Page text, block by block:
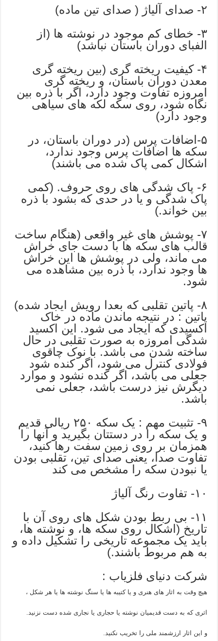
۲- صدای آلیاژ ( صدای تین ماده)
۳- خطای کم موجود در نوشته ها (از
الفبای دوران باستان نباشد)
۴- کیفیت ریخته گری (بین ریخته گری
معدن دوران باستان، و ریخته گری
امروزه تفاوت وجود دارد، اگر با ذره بین
نگاه شود، روی سکه لکه های سیاهی
وجود دارد)
۵-اضافات پرس (در دوران باستان، در
سکه ها اضافات پرس وجود ندارد،
اشکال کمی پاک شده می باشند)
۶- پاک شدگی های روی حروف. (کمی
پاک شدگی و یا در حدی که بشود با ذره
بین خواند.)
۷- پوشش های غیر واقعی (هنگام ساخت
قالب های سکه ها با دست جای خراش
می ماند، ولی در پوشش ها این خراش
ها وجود ندارد، با ذره بین مشاهده می
شود.
۸- پاتین تقلبی که بعدا رویش ایجاد شده)
پاتین : در نتیجه ماندن ماده در خاک
اکسیدی که ایجاد می شود. این اکسید
شدگی امروزه به صورت تقلبی در حال
ساخته شدن می باشد. با نوک چاقوی
فولادی کنترل می شود، اگر کنده شود
جعلی می باشد، اگر کنده نشود و موارد
دیگرش نیز درست باشد، جعلی نمی
باشد.
۹- تثبیت مهم : یک سکه ۲۵۰ ریالی قدیم
و یک سکه را در دستتان بگیرید و آنها را
همزمان بر روی زمین سفت رها کنید،
تفاوت صدا، یعنی صدای تین، تقلبی بودن
یا نبودن سکه را مشخص می کند
۱۰- تفاوت رنگ آلیاژ
۱۱- بی ربط بودن شکل های روی آن با
تاریخ (اشکال روی سکه ها، و نوشته ها،
باید یک مجموعه تاریخی را تشکیل داده و
به هم مربوط باشند.)
شرکت دنیای فلزیاب :
هیچ وقت به اثار های هنری و یا کتیبه ها یا سنگ نوشته ها یا هر شکل ،
اثری که به دست قدیمیان نوشته یا حجاری یا نجاری شده دست نزنید.
و این اثار ارزشمند ملی را تخریب نکنید.